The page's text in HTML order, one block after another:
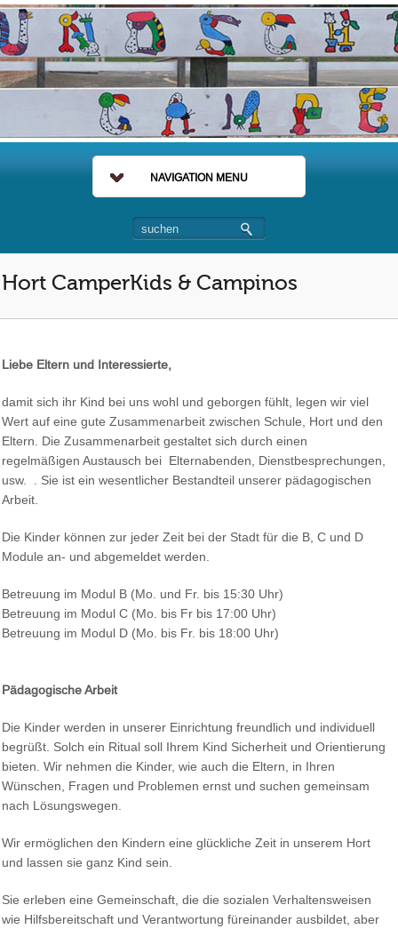
NAVIGATION MENU
Hort CamperKids & Campinos
Liebe Eltern und Interessierte,
damit sich ihr Kind bei uns wohl und geborgen fühlt, legen wir viel
Wert auf eine gute Zusammenarbeit zwischen Schule, Hort und den
Eltern. Die Zusammenarbeit gestaltet sich durch einen
regelmäßigen Austausch bei Elternabenden, Dienstbesprechungen,
usw. . Sie ist ein wesentlicher Bestandteil unserer pädagogischen
Arbeit.
Die Kinder können zur jeder Zeit bei der Stadt für die B, C und D
Module an- und abgemeldet werden.
Betreuung im Modul B (Mo. und Fr. bis 15:30 Uhr)
Betreuung im Modul C (Mo. bis Fr bis 17:00 Uhr)
Betreuung im Modul D (Mo. bis Fr. bis 18:00 Uhr)
Pädagogische Arbeit
Die Kinder werden in unserer Einrichtung freundlich und individuell
begrüßt. Solch ein Ritual soll Ihrem Kind Sicherheit und Orientierung
bieten. Wir nehmen die Kinder, wie auch die Eltern, in Ihren
Wünschen, Fragen und Problemen ernst und suchen gemeinsam
nach Lösungswegen.
Wir ermöglichen den Kindern eine glückliche Zeit in unserem Hort
und lassen sie ganz Kind sein.
Sie erleben eine Gemeinschaft, die die sozialen Verhaltensweisen
wie Hilfsbereitschaft und Verantwortung füreinander ausbildet, aber